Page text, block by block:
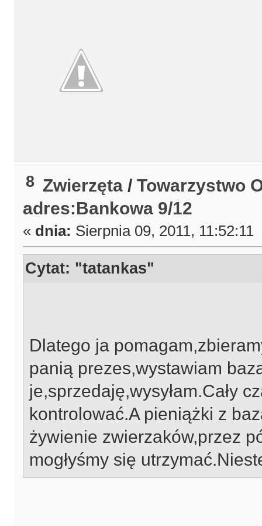
8 Zwierzęta /Towarzystwo
adres:Bankowa 9/12
« dnia: Sierpnia 09, 2011, 11:52:11
Cytat: "tatankas"
Dlatego ja
panią prezes,wystawiam
je,sprzedaję,wysyłam.Cały
kontrolować.A pieniążki z
żywienie zwierzaków,przez
mogłyśmy się